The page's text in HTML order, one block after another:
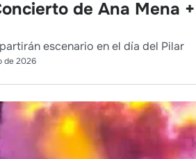
de Ana Mena
escenario en el día del Pilar
de 2026